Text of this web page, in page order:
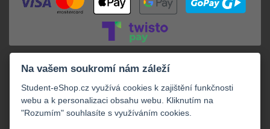
Na vašem soukromí nám záleží
Student-eShop.cz využívá cookies k zajištění funkčnosti
webu a k personalizaci obsahu webu. Kliknutím na
"Rozumím" souhlasíte s využíváním cookies.